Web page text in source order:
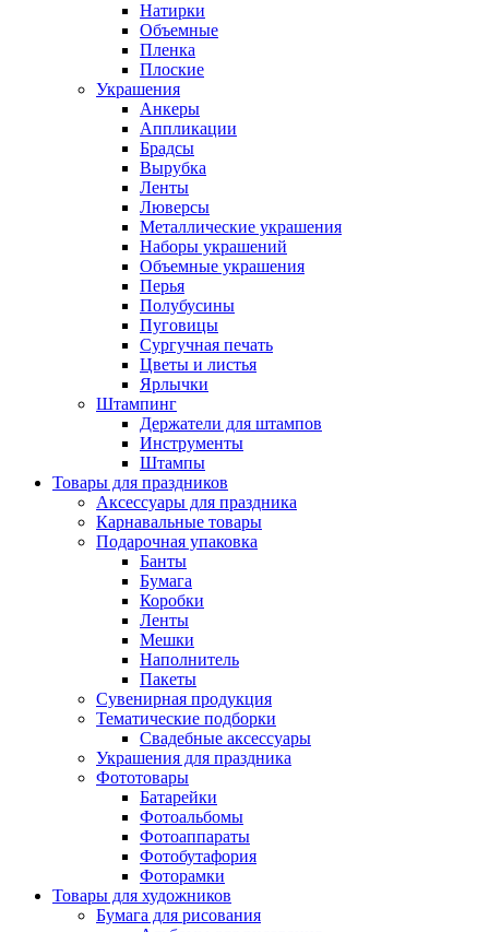
Натирки
Объемные
Пленка
Плоские
Украшения
Анкеры
Аппликации
Брадсы
Вырубка
Ленты
Люверсы
Металлические украшения
Наборы украшений
Объемные украшения
Перья
Полубусины
Пуговицы
Сургучная печать
Цветы и листья
Ярлычки
Штампинг
Держатели для штампов
Инструменты
Штампы
Товары для праздников
Аксессуары для праздника
Карнавальные товары
Подарочная упаковка
Банты
Бумага
Коробки
Ленты
Мешки
Наполнитель
Пакеты
Сувенирная продукция
Тематические подборки
Свадебные аксессуары
Украшения для праздника
Фототовары
Батарейки
Фотоальбомы
Фотоаппараты
Фотобутафория
Фоторамки
Товары для художников
Бумага для рисования